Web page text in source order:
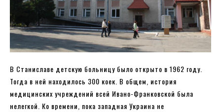
В Станиславе детскую больницу было открыто в 1962 году.
Тогда в ней находилось 300 коек. В общем, история
медицинских учреждений всей Ивано-Франковской была
нелегкой. Ко времени, пока западная Украина не